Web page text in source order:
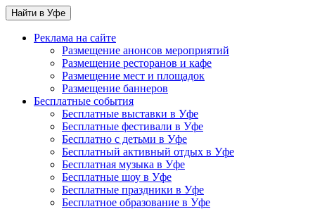
Найти в Уфе
Реклама на сайте
Размещение анонсов мероприятий
Размещение ресторанов и кафе
Размещение мест и площадок
Размещение баннеров
Бесплатные события
Бесплатные выставки в Уфе
Бесплатные фестивали в Уфе
Бесплатно с детьми в Уфе
Бесплатный активный отдых в Уфе
Бесплатная музыка в Уфе
Бесплатные шоу в Уфе
Бесплатные праздники в Уфе
Бесплатное образование в Уфе